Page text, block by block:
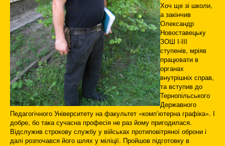
Хоч ще зі школи,
а закінчив
Олександр
Новоставецьку
ЗОШ І-ІІІ
ступенів, мріяв
працювати в
органах
внутрішніх справ,
та вступив до
Тернопільського
Державного
Педагогічного Університету на факультет «комп’ютерна графіка». І
добре, бо така сучасна професія не раз йому пригодилася.
Відслужив строкову службу у військах протиповітряної оброни і
далі розпочався його шлях у міліції. Пройшов підготовку в